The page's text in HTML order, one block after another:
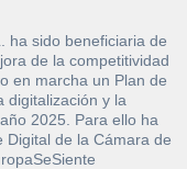
ha sido beneficiaria de
de la competitividad
en marcha un Plan de
digitalización y la
2025. Para ello ha
Digital de la Cámara de